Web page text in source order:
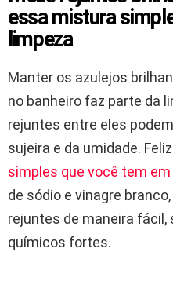
essa mistura
limpeza
Manter os azulejos
no banheiro faz parte da
rejuntes entre eles
sujeira e da umidade.
simples que você tem
de sódio e vinagre
rejuntes de maneira
químicos fortes.